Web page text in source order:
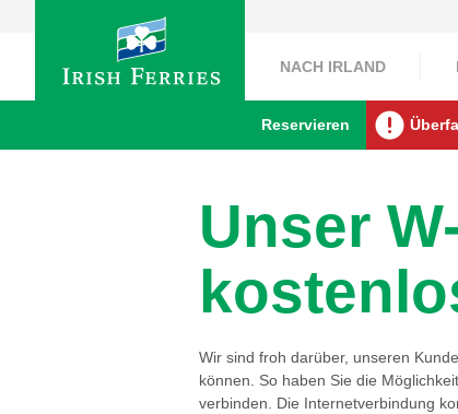
NACH IRLAND
Reservieren
Unser
Wir sind froh darüber, unseren
können. So haben Sie die
verbinden. Die Internetverbindung